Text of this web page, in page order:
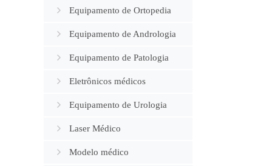
Equipamento de Ortopedia
Equipamento de Andrologia
Equipamento de Patologia
Eletrônicos médicos
Equipamento de Urologia
Laser Médico
Modelo médico